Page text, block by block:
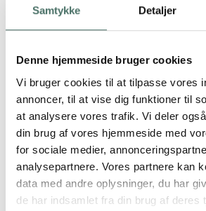
Samtykke Detaljer
Denne hjemmeside bruger cookies
Vi bruger cookies til at tilpasse vores
annoncer, til at vise dig funktioner til
at analysere vores trafik. Vi deler
din brug af vores hjemmeside med
for sociale medier,
analysepartnere. Vores partnere kan
data med andre oplysninger, du har
de har indsamlet fra din brug af deres